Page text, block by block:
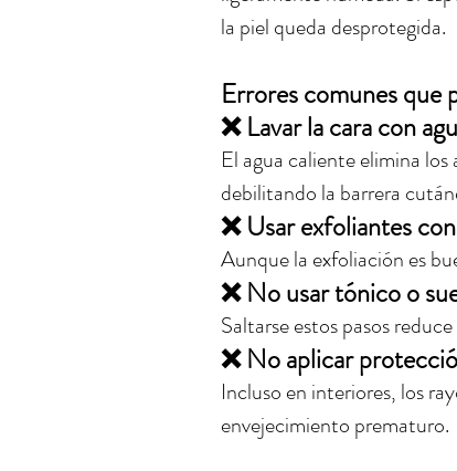
la piel queda desprotegida.
Errores comunes que
❌ Lavar la cara con
El agua caliente elimina
debilitando la barrera
❌ Usar exfoliantes
Aunque la exfoliación es
❌ No usar tónico o
Saltarse estos pasos
❌ No aplicar
Incluso en interiores, los
envejecimiento prematuro.